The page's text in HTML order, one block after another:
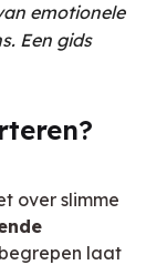
emotionele
Een gids
over slimme
laat